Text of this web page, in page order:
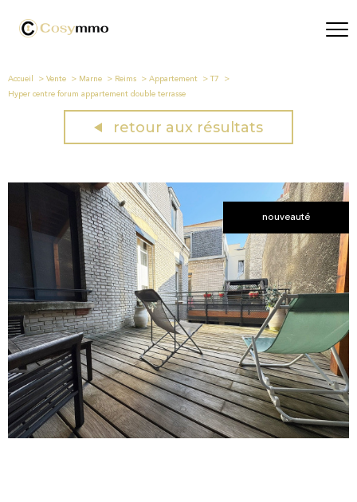
Accueil Vente Marne Reims Appartement
T7
Hyper centre forum appartement double terrasse
retour aux résultats
nouveauté